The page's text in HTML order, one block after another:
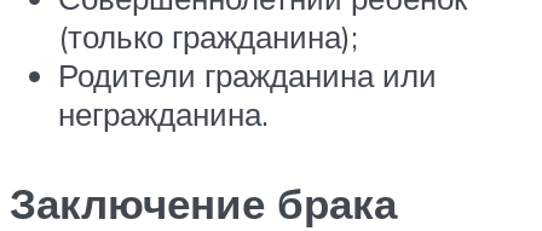
(только гражданина);
Родители гражданина или
негражданина.
Заключение брака